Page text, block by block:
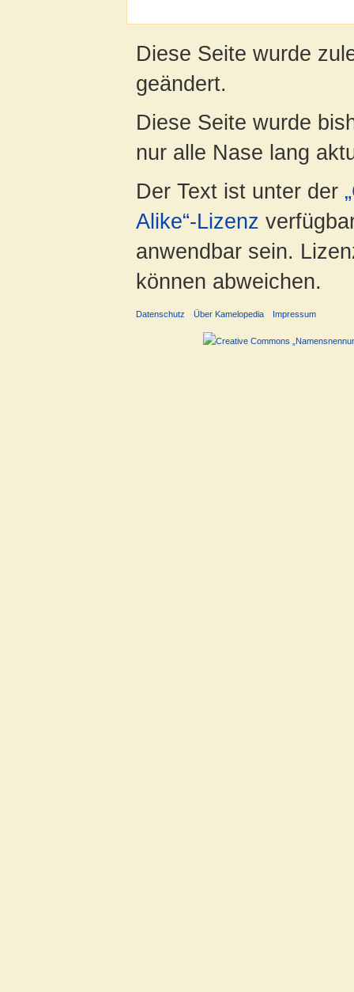
Diese Seite wurde
geändert.
Diese Seite wurde
nur alle Nase lang
Der Text ist unter der
Alike“-Lizenz
anwendbar sein.
können abweichen.
Datenschutz Über Kamelopedia Impressum